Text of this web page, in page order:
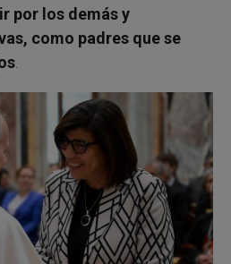
por los demás y
como padres que se